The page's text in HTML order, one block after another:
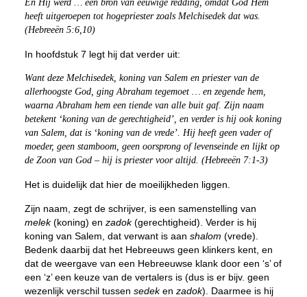
En Hij werd … een bron van eeuwige redding, omdat God Hem
heeft uitgeroepen tot hogepriester zoals Melchisedek dat was.
(Hebreeën 5:6,10)
In hoofdstuk 7 legt hij dat verder uit:
Want deze Melchisedek, koning van Salem en priester van de
allerhoogste God, ging Abraham tegemoet … en zegende hem,
waarna Abraham hem een tiende van alle buit gaf. Zijn naam
betekent ‘koning van de gerechtigheid’, en verder is hij ook koning
van Salem, dat is ‘koning van de vrede’. Hij heeft geen vader of
moeder, geen stamboom, geen oorsprong of levenseinde en lijkt op
de Zoon van God – hij is priester voor altijd. (Hebreeën 7:1-3)
Het is duidelijk dat hier de moeilijkheden liggen.
Zijn naam, zegt de schrijver, is een samenstelling van
melek(koning) en zadok(gerechtigheid). Verder is hij
koning van Salem, dat verwant is aan shalom (vrede).
Bedenk daarbij dat het Hebreeuws geen klinkers kent, en
dat de weergave van een Hebreeuwse klank door een ‘s’ of
een ‘z’ een keuze van de vertalers is (dus is er bijv. geen
wezenlijk verschil tussen sedeken zadok). Daarmee is hij